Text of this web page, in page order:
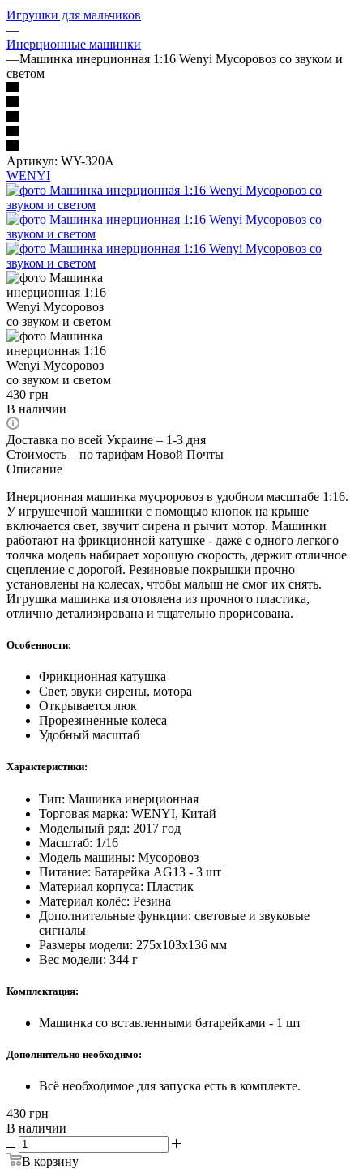
Игрушки для мальчиков
—
Инерционные машинки
—Машинка инерционная 1:16 Wenyi Мусоровоз со звуком и
светом
Артикул: WY-320A
WENYI
430 грн
В наличии
Доставка по всей Украине – 1-3 дня
Стоимость – по тарифам Новой Почты
Описание
Инерционная машинка мусроровоз в удобном масштабе 1:16.
У игрушечной машинки с помощью кнопок на крыше
включается свет, звучит сирена и рычит мотор. Машинки
работают на фрикционной катушке - даже с одного легкого
толчка модель набирает хорошую скорость, держит отличное
сцепление с дорогой. Резиновые покрышки прочно
установлены на колесах, чтобы малыш не смог их снять.
Игрушка машинка изготовлена из прочного пластика,
отлично детализирована и тщательно прорисована.
Особенности:
Фрикционная катушка
Свет, звуки сирены, мотора
Открывается люк
Прорезиненные колеса
Удобный масштаб
Характеристики:
Тип: Машинка инерционная
Торговая марка: WENYI, Китай
Модельный ряд: 2017 год
Масштаб: 1/16
Модель машины: Мусоровоз
Питание: Батарейка AG13 - 3 шт
Материал корпуса: Пластик
Материал колёс: Резина
Дополнительные функции: световые и звуковые
сигналы
Размеры модели: 275х103х136 мм
Вес модели: 344 г
Комплектация:
Машинка со вставленными батарейками - 1 шт
Дополнительно необходимо:
Всё необходимое для запуска есть в комплекте.
430 грн
В наличии
В корзину